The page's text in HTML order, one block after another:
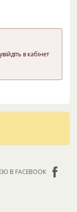
увійдіть в кабінет
В FACEBOOK